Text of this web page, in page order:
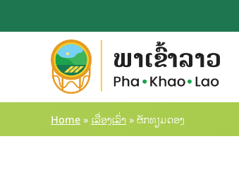
Home » ເລື່ອງເລົ່າ » ຜັກທຽມດອງ